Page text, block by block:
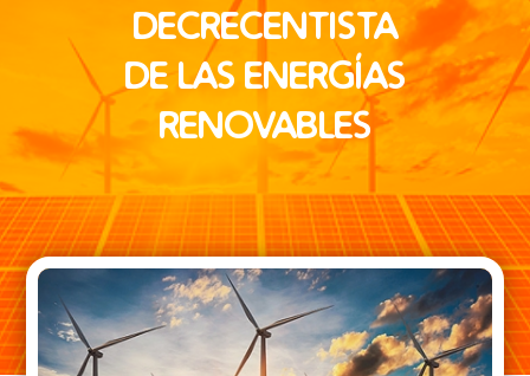
DECRECENTISTA
DE LAS ENERGÍAS
RENOVABLES